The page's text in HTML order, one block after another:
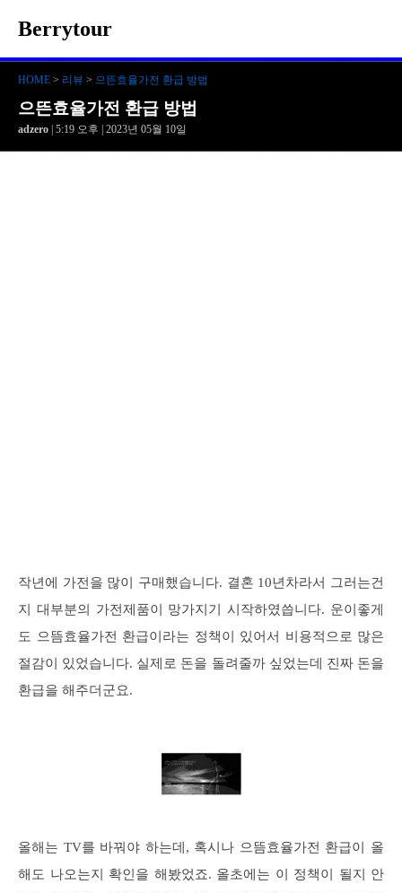
Berrytour
HOME > 리뷰 > 으뜬효율가전 환급 방법
으뜬효율가전 환급 방법
adzero | 5:19 오후 | 2023년 05월 10일
작년에 가전을 많이 구매했습니다. 결혼 10년차라서 그러는건
지 대부분의 가전제품이 망가지기 시작하였씁니다. 운이좋게
도 으뜸효율가전 환급이라는 정책이 있어서 비용적으로 많은
절감이 있었습니다. 실제로 돈을 돌려줄까 싶었는데 진짜 돈을
환급을 해주더군요.
올해는 TV를 바꿔야 하는데, 혹시나 으뜸효율가전 환급이 올
해도 나오는지 확인을 해봤었죠. 올초에는 이 정책이 될지 안